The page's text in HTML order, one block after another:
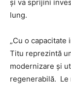
și va sprijini
lung.
„Cu o capacitate
Titu reprezintă
modernizare și
regenerabilă. Le